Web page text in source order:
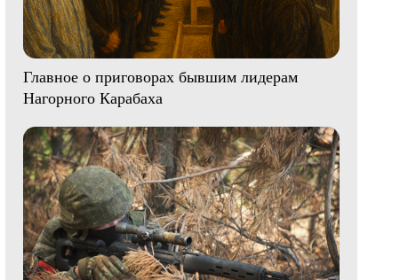
Главное о приговорах бывшим лидерам
Нагорного Карабаха